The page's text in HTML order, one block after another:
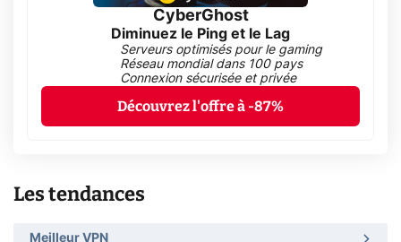
CyberGhost
Diminuez le Ping et le Lag
Serveurs optimisés pour le gaming
Réseau mondial dans 100 pays
Connexion sécurisée et privée
Découvrez l'offre à -87%
Les tendances
Meilleur VPN